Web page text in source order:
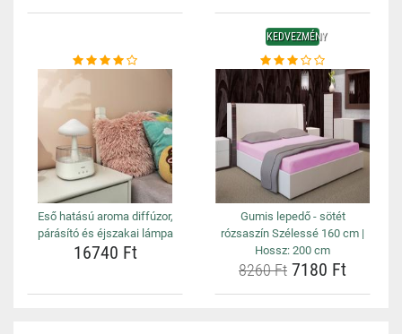
Eső hatású aroma diffúzor,
párásító és éjszakai lámpa
16740 Ft
KEDVEZMÉNY
Gumis lepedő - sötét
rózsaszín Szélessé 160 cm |
Hossz: 200 cm
8260 Ft 7180 Ft